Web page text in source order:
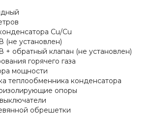
Cu/Cu
(не установлен)
+ обратный клапан (не установлен)
горячего газа
мощности
теплообменника конденсатора
опоры
обрешетки